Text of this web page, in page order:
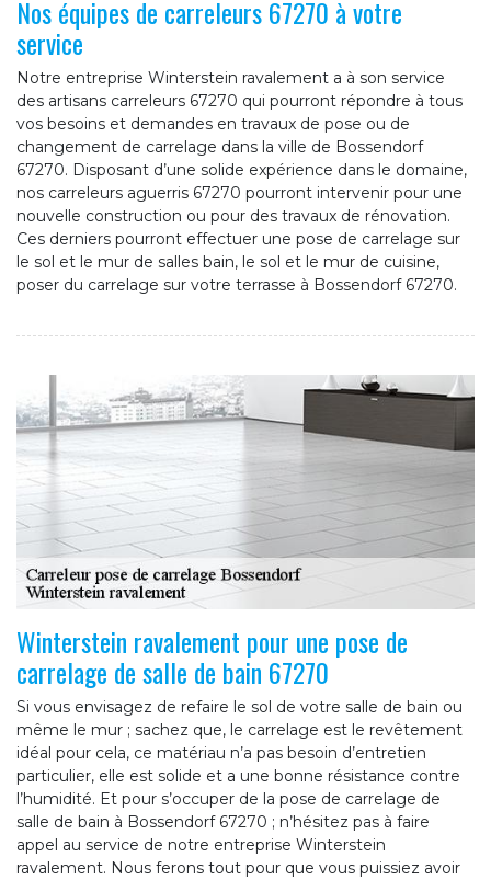
Nos équipes de carreleurs 67270 à votre
service
Notre entreprise Winterstein ravalement a à son service
des artisans carreleurs 67270 qui pourront répondre à tous
vos besoins et demandes en travaux de pose ou de
changement de carrelage dans la ville de Bossendorf
67270. Disposant d’une solide expérience dans le domaine,
nos carreleurs aguerris 67270 pourront intervenir pour une
nouvelle construction ou pour des travaux de rénovation.
Ces derniers pourront effectuer une pose de carrelage sur
le sol et le mur de salles bain, le sol et le mur de cuisine,
poser du carrelage sur votre terrasse à Bossendorf 67270.
Winterstein ravalement pour une pose de
carrelage de salle de bain 67270
Si vous envisagez de refaire le sol de votre salle de bain ou
même le mur ; sachez que, le carrelage est le revêtement
idéal pour cela, ce matériau n’a pas besoin d’entretien
particulier, elle est solide et a une bonne résistance contre
l’humidité. Et pour s’occuper de la pose de carrelage de
salle de bain à Bossendorf 67270 ; n’hésitez pas à faire
appel au service de notre entreprise Winterstein
ravalement. Nous ferons tout pour que vous puissiez avoir